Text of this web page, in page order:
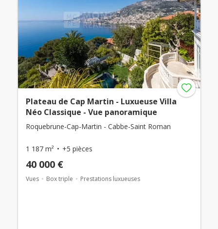
Plateau de Cap Martin - Luxueuse Villa
Néo Classique - Vue panoramique
Roquebrune-Cap-Martin - Cabbe-Saint Roman
1 187 m² +5 pièces
40 000 €
Vues Box triple Prestations luxueuses